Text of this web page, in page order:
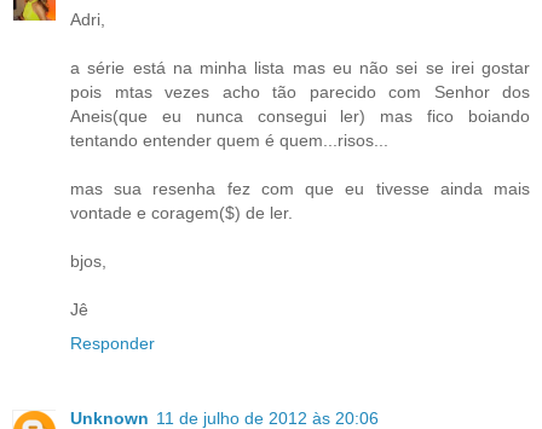
Adri,
a série está na minha lista mas eu não sei se irei gostar
pois mtas vezes acho tão parecido com Senhor dos
Aneis(que eu nunca consegui ler) mas fico boiando
tentando entender quem é quem...risos...
mas sua resenha fez com que eu tivesse ainda mais
vontade e coragem($) de ler.
bjos,
Jê
Responder
Unknown 11 de julho de 2012 às 20:06